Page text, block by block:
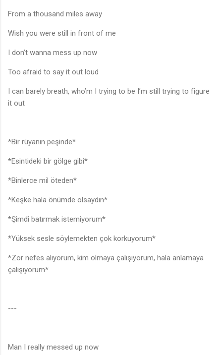
From a thousand miles away
Wish you were still in front of me
I don’t wanna mess up now
Too afraid to say it out loud
I can barely breath, who’m I trying to be I’m still trying to figure
it out
*Bir rüyanın peşinde*
*Esintideki bir gölge gibi*
*Binlerce mil öteden*
*Keşke hala önümde olsaydın*
*Şimdi batırmak istemiyorum*
*Yüksek sesle söylemekten çok korkuyorum*
*Zor nefes alıyorum, kim olmaya çalışıyorum, hala anlamaya
çalışıyorum*
---
Man I really messed up now